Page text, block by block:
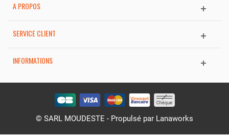
A PROPOS
SERVICE CLIENT
INFORMATIONS
© SARL MOUDESTE - Propulsé par Lanaworks